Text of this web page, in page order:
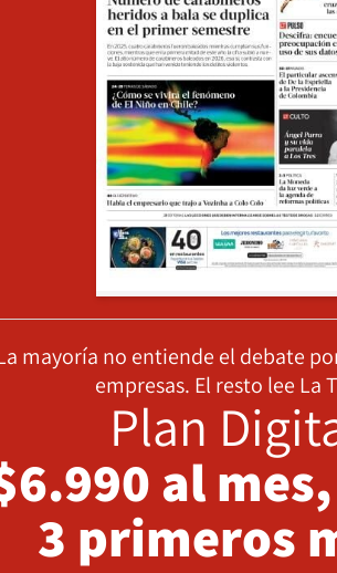
mayoría no entiende el debate
empresas. El resto lee La
Plan
al
3 primeros